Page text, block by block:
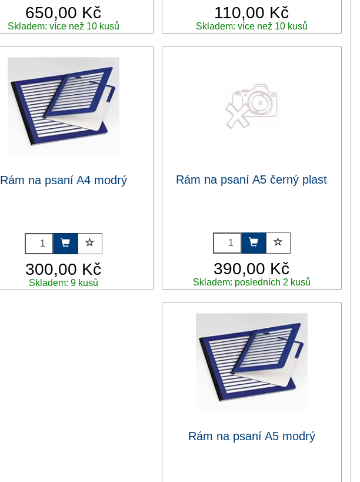
650,00 Kč
Skladem: více než 10 kusů
110,00 Kč
Skladem: více než 10 kusů
Rám na psaní A4 modrý
300,00 Kč
Skladem: 9 kusů
Rám na psaní A5 černý plast
390,00 Kč
Skladem: posledních 2 kusů
Rám na psaní A5 modrý